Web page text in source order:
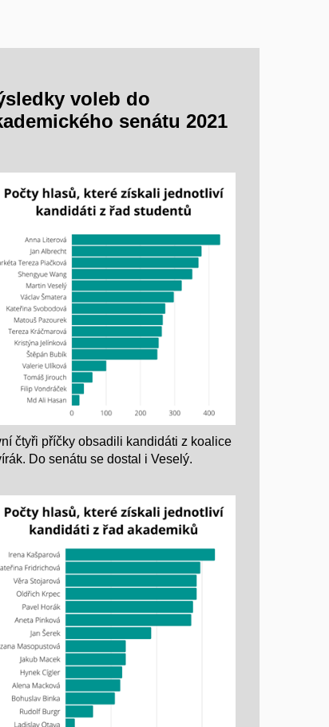
voleb do
senátu 2021
čtyři příčky obsadili kandidáti z koalice
Do senátu se dostal i Veselý.